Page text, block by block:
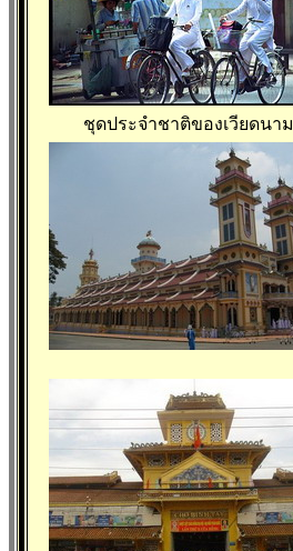
ชุดประจำชาติของเวียดนาม